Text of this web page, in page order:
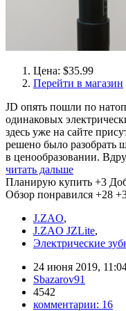
Цена: $35.99
Перейти в магазин
JD опять пошли по
одинаковых
здесь уже на сайте
решено было разобрать
в ценообразовании.
читать дальше
Планирую купить +3
Обзор понравился +28
J.ZAO,
J.ZAO JZLite,
Электрические
24 июня 2019,
Sbazarov91
4542
комментарии: 16